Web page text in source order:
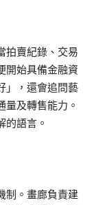
拍賣紀錄、交易
開始具備金融資
」，還會追問藝
量及轉售能力。
的語言。
制。畫廊負責建